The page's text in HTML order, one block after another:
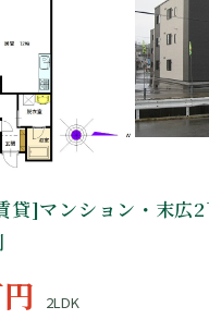
貸]マンション・末広
2LDK